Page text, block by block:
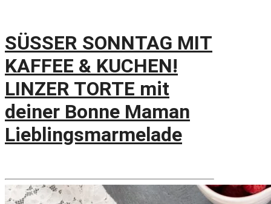
SÜSSER SONNTAG MIT
KAFFEE & KUCHEN!
LINZER TORTE mit
deiner Bonne Maman
Lieblingsmarmelade